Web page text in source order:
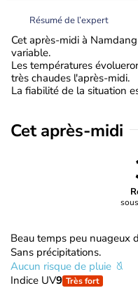
Résumé de l’expert
Cet après-midi à
variable.
Les températures
très chaudes l'après-midi.
La fiabilité de la situation
Cet après-midi
Beau temps peu nuageux
Sans précipitations.
Aucun risque de pluie
Indice UV9 Très fort